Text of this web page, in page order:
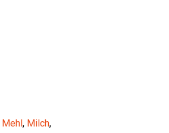
Mehl , Milch,